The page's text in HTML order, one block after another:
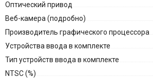
Оптический привод
Веб-камера (подробно)
Производитель графического процессора
Устройства ввода в комплекте
Тип устройств ввода в комплекте
NTSC (%)